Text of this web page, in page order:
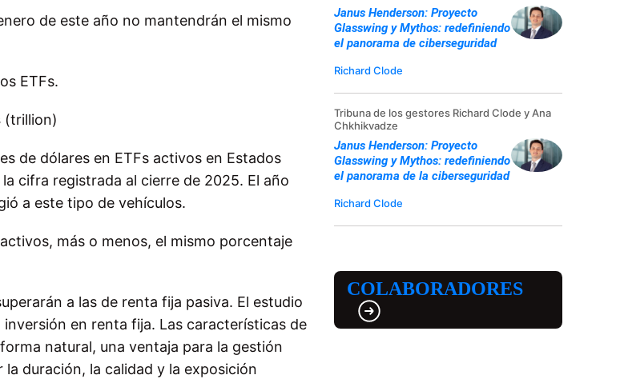
de este año no mantendrán el mismo
ETFs.
(trillion)
de dólares en ETFs activos en Estados
cifra registrada al cierre de 2025. El año
a este tipo de vehículos.
más o menos, el mismo porcentaje
a las de renta fija pasiva. El estudio
en renta fija. Las características de
natural, una ventaja para la gestión
duración, la calidad y la exposición
Janus Henderson: Proyecto
Glasswing y Mythos: redefiniendo
el panorama de ciberseguridad
Richard Clode
Tribuna de los gestores Richard Clode y Ana
Chkhikvadze
Janus Henderson: Proyecto
Glasswing y Mythos: redefiniendo
el panorama de la ciberseguridad
Richard Clode
COLABORADORES